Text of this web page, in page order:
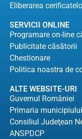
Eliberarea
SERVICII ONLINE
Programare on-line
Publicitate căsătorii
Chestionare
Politica noastra de
ALTE WEBSITE-URI
Guvernul României
Primaria
Consiliul Judeţean
ANSPDCP